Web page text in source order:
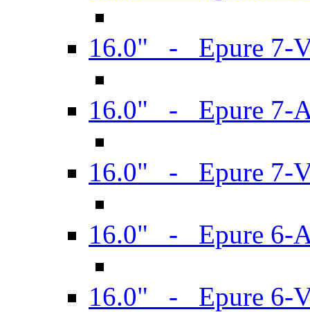
16.0" - Epure 7-
16.0" - Epure 7-
16.0" - Epure 7-
16.0" - Epure 6-
16.0" - Epure 6-